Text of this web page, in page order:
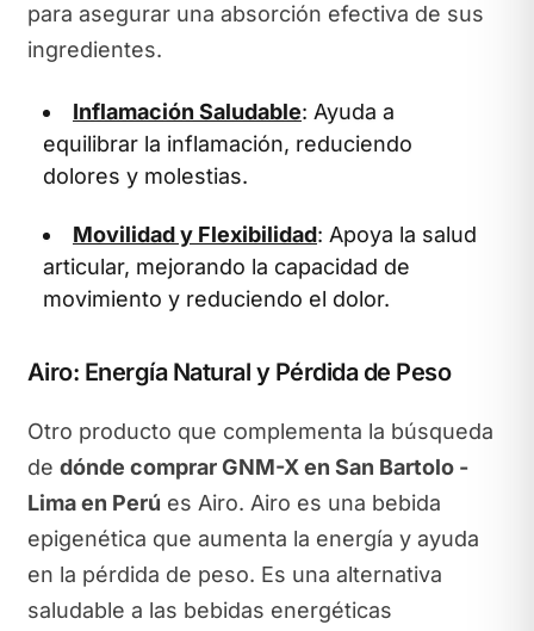
para asegurar una absorción efectiva de sus
ingredientes.
Inflamación Saludable: Ayuda a
equilibrar la inflamación, reduciendo
dolores y molestias.
Movilidad y Flexibilidad: Apoya la salud
articular, mejorando la capacidad de
movimiento y reduciendo el dolor.
Airo: Energía Natural y Pérdida de Peso
Otro producto que complementa la búsqueda
de dónde comprar GNM-X en San Bartolo -
Lima en Perú es Airo. Airo es una bebida
epigenética que aumenta la energía y ayuda
en la pérdida de peso. Es una alternativa
saludable a las bebidas energéticas